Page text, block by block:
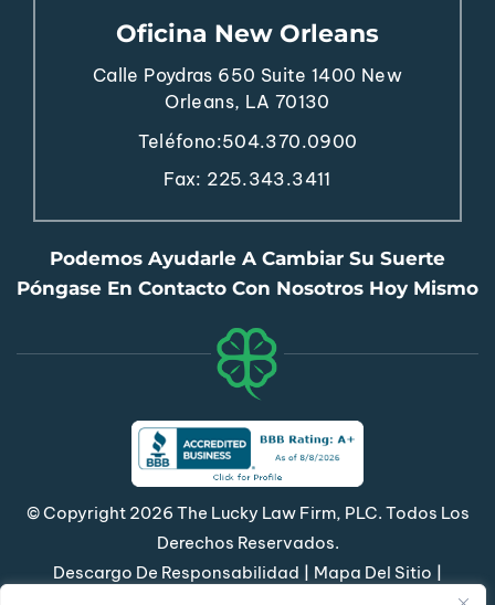
Oficina New Orleans
Calle Poydras 650 Suite 1400 New
Orleans, LA 70130
Teléfono:504.370.0900
Fax: 225.343.3411
Podemos Ayudarle A Cambiar Su Suerte
Póngase En Contacto Con Nosotros Hoy Mismo
© Copyright 2026 The Lucky Law Firm, PLC. Todos Los
Derechos Reservados.
Descargo De Responsabilidad | Mapa Del Sitio |